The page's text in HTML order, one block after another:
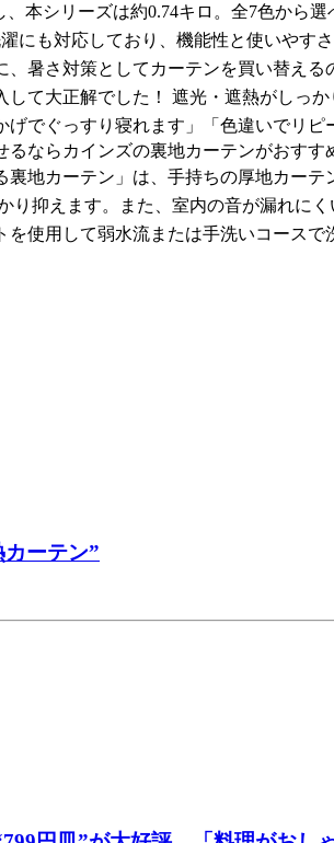
、本シリーズは約0.74キロ。全7色か
にも対応しており、機能性と使いやす
暑さ対策としてカーテンを買い替える
て大正解でした！ 遮光・遮熱がしっ
でぐっすり寝れます」「色違いでリピ
ならカインズの裏地カーテンがおすす
地カーテン」は、手持ちの厚地カー
り抑えます。また、室内の音が漏れ
使用して弱水流または手洗いコースで
カーテン”